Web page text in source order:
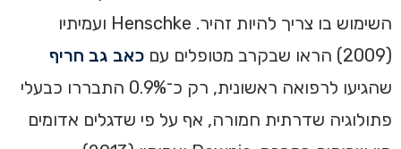
השימוש בו צריך להיות זהיר. Henschke ועמיתיו
(2009) הראו שבקרב מטופלים עם
כאב גב חריף
שהגיעו לרפואה ראשונית, רק כ־0.9% התבררו כבעלי
פתולוגיה שדרתית חמורה, אף על פי שדגלים אדומים